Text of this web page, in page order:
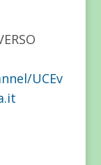
UCEv